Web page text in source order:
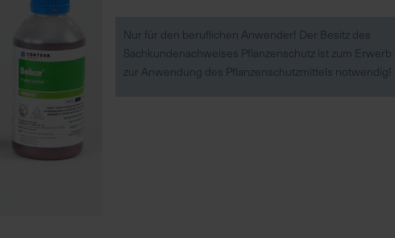
Nur für den beruflichen Anwender! Der Besitz des
Sachkundenachweises Pflanzenschutz ist zum Erwerb
zur Anwendung des Pflanzenschutzmittels notwendig!